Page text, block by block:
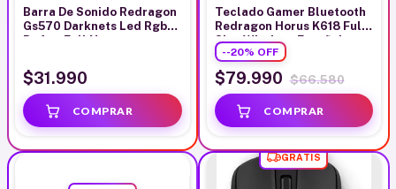
Barra De Sonido Redragon
Gs570 Darknets Led Rgb
Bt Aux Full Negro
$31.990
Teclado Gamer Bluetooth
Redragon Horus K618 Full
Size Wireless Español
--20% OFF
$79.990 $66.580
GRATIS